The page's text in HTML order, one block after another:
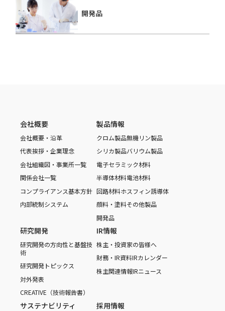
開発品
会社概要
会社概要・沿革
代表挨拶・企業理念
会社組織図・事業所一覧
関係会社一覧
コンプライアンス基本方針
内部統制システム
製品情報
クロム製品無機リン製品
シリカ製品バリウム製品
電子セラミック材料
半導体材料電池材料
回路材料ホスフィン誘導体
顔料・塗料その他製品
開発品
研究開発
研究開発の方向性と基盤技
術
研究開発トピックス
対外発表
CREATIVE（技術報告書）
IR情報
株主・投資家の皆様へ
財務・IR資料IRカレンダー
株主関連情報IRニュース
サステナビリティ 採用情報